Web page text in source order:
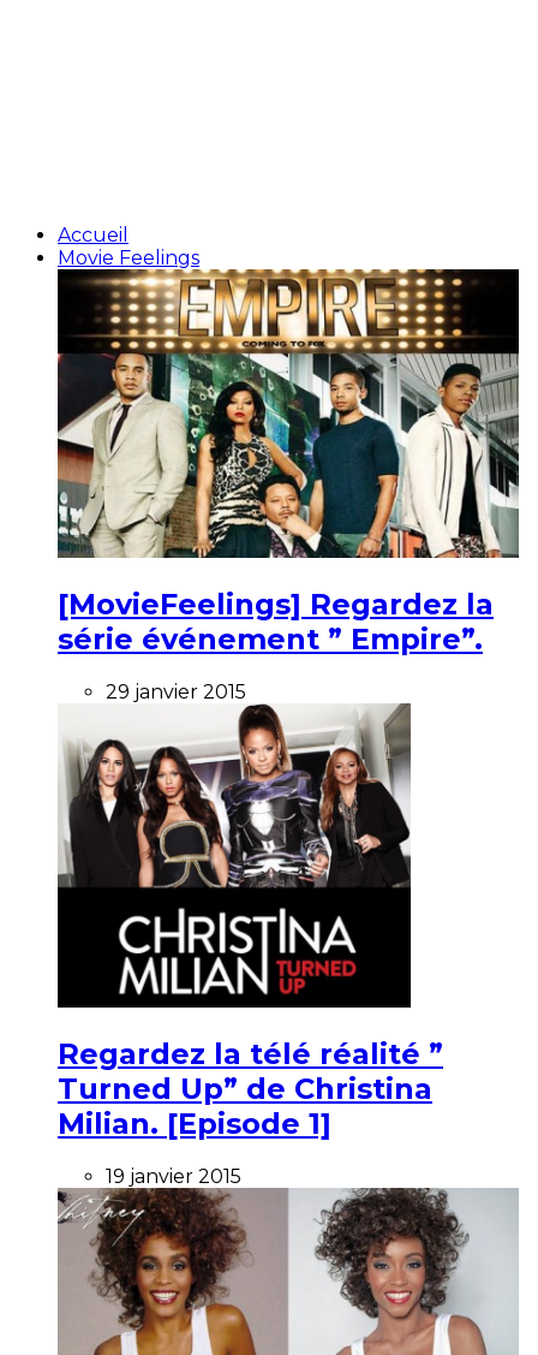
Accueil
Movie Feelings
[MovieFeelings] Regardez la
série événement ” Empire”.
29 janvier 2015
Regardez la télé réalité ”
Turned Up” de Christina
Milian. [Episode 1]
19 janvier 2015